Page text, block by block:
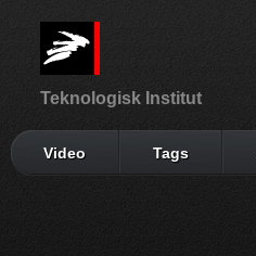
Teknologisk Institut
Video Tags